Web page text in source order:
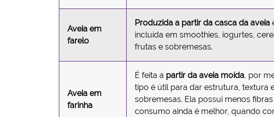
Aveia em
farelo
Produzida a partir da casca da aveia
incluída em smoothies, iogurtes,
frutas e sobremesas.
Aveia em
farinha
É feita a partir da aveia moída, por
tipo é útil para dar estrutura, textura
sobremesas. Ela possui menos
consumo ainda é melhor, quando